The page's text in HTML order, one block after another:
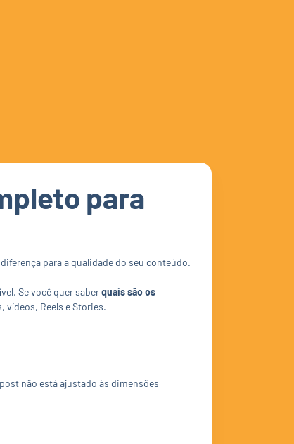
para
para a qualidade do seu conteúdo.
Se você quer saberquais são os
vídeos, Reels e Stories.
não está ajustado às dimensões